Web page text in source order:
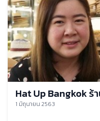
Hat Up Bangkok
1 มิถุนายน 2563